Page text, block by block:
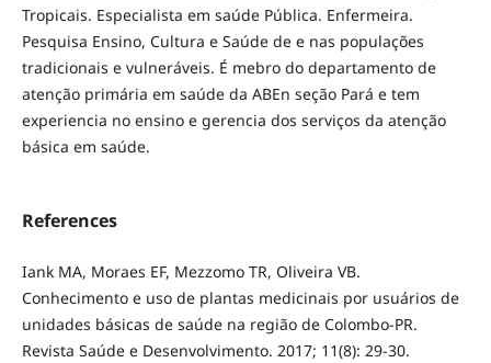
Tropicais. Especialista em saúde Pública. Enfermeira.
Pesquisa Ensino, Cultura e Saúde de e nas populações
tradicionais e vulneráveis. É mebro do departamento de
atenção primária em saúde da ABEn seção Pará e tem
experiencia no ensino e gerencia dos serviços da atenção
básica em saúde.
References
Iank MA, Moraes EF, Mezzomo TR, Oliveira VB.
Conhecimento e uso de plantas medicinais por usuários de
unidades básicas de saúde na região de Colombo-PR.
Revista Saúde e Desenvolvimento. 2017; 11(8): 29-30.